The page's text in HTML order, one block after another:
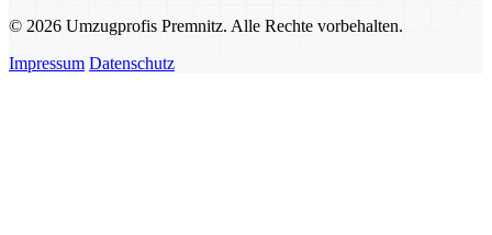
© 2026 Umzugprofis Premnitz. Alle Rechte vorbehalten.
Impressum Datenschutz